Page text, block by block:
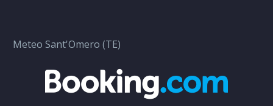
Meteo Sant'Omero (TE)